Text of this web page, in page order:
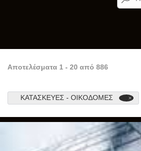
Αποτελέσματα 1 - 20 από 886
ΚΑΤΑΣΚΕΥΕΣ - ΟΙΚΟΔΟΜΕΣ